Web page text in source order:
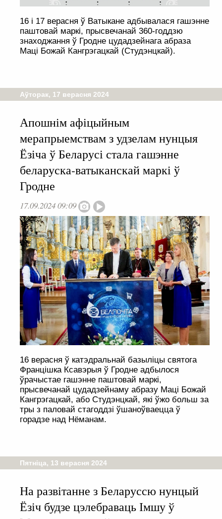
16 і 17 верасня ў Ватыкане адбывалася гашэнне
паштовай маркі, прысвечанай 360-годдзю
знаходжання ў Гродне цудадзейнага абраза
Маці Божай Кангрэгацкай (Студэнцкай).
Аўторак, 17 верасня 2024
Апошнім афіцыйным
мерапрыемствам з удзелам нунцыя
Ёзіча ў Беларусі стала гашэнне
беларуска-ватыканскай маркі ў
Гродне
17.09.2024 09:09
16 верасня ў катэдральнай базыліцы святога
Францішка Ксавэрыя ў Гродне адбылося
ўрачыстае гашэнне паштовай маркі,
прысвечанай цудадзейнаму абразу Маці Божай
Кангрэгацкай, або Студэнцкай, які ўжо больш за
тры з паловай стагоддзі ўшаноўваецца ў
горадзе над Нёманам.
Пятніца, 13 верасня 2024
На развітанне з Беларуссю нунцый
Ёзіч будзе цэлебраваць Імшу ў